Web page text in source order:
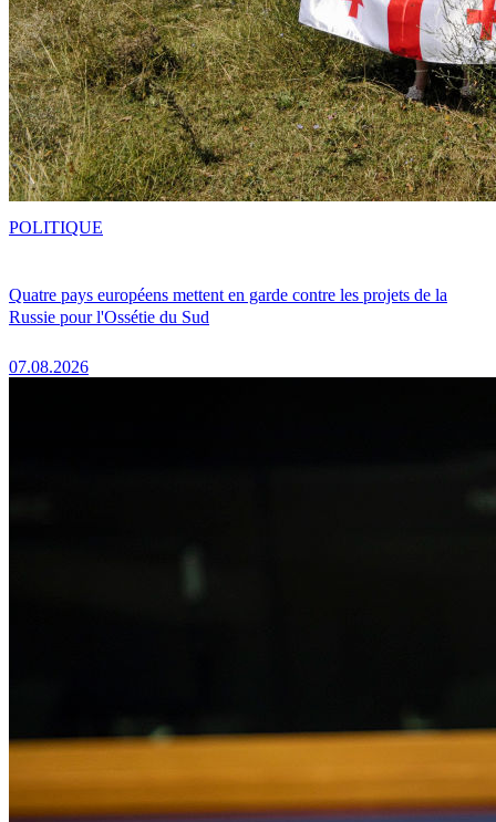
Quatre pays européens mettent en garde contre les projets de la
Russie pour l'Ossétie du Sud
07.08.2026
POLITIQUE